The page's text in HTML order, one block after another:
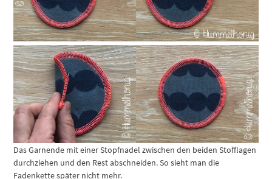
Das Garnende mit einer Stopfnadel zwischen den beiden Stofflagen
durchziehen und den Rest abschneiden. So sieht man die
Fadenkette später nicht mehr.